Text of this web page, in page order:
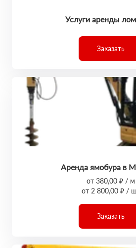
Услуги аренды
Заказать
Аренда ямобура в
от 380,00 ₽ / м
от 2 800,00 ₽ /
Заказать